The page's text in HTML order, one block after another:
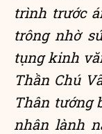
trình trước
trông nhờ
tụng kinh
Thần Chú
Thân tướng
nhân lành